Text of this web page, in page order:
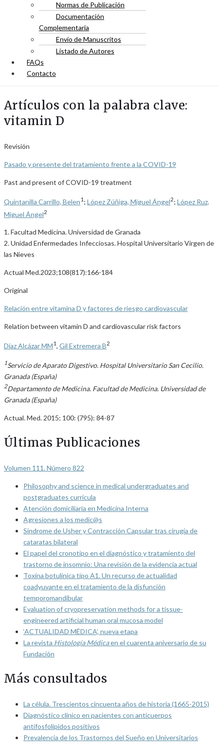
Normas de Publicación
Documentación
Complementaria
Envío de Manuscritos
Listado de Autores
FAQs
Contacto
Artículos con la palabra clave:
vitamin D
Revisión
Pasado y presente del tratamiento frente a la COVID-19
Past and present of COVID-19 treatment
Quintanilla Carrillo, Belen1 ; López Zúñiga, Miguel Ángel2; López Ruz,
Miguel Ángel2
1. Facultad Medicina. Universidad de Granada
2. Unidad Enfermedades Infecciosas. Hospital Universitario Virgen de
las Nieves
Actual Med.2023;108(817):166-184
Original
Relación entre vitamina D y factores de riesgo cardiovascular
Relation between vitamin D and cardiovascular risk factors
Díaz Alcázar MM1, Gil Extremera B2
1Servicio de Aparato Digestivo. Hospital Universitario San Cecilio.
Granada (España)
2Departamento de Medicina. Facultad de Medicina. Universidad de
Granada (España)
Actual. Med. 2015; 100: (795): 84-87
Últimas Publicaciones
Volumen 111. Número 822
Philosophy and science in medical undergraduates and
postgraduates curricula
Atención domiciliaria en Medicina Interna
Agresiones a los medic@s
Síndrome de Usher y Contracción Capsular tras cirugía de
cataratas bilateral
El papel del cronotipo en el diagnóstico y tratamiento del
trastorno de insomnio: Una revisión de la evidencia actual
Toxina botulínica tipo A1. Un recurso de actualidad
coadyuvante en el tratamiento de la disfunción
temporomandibular
Evaluation of cryopreservation methods for a tissue-
engineered artificial human oral mucosa model
‘ACTUALIDAD MÉDICA’, nueva etapa
La revista Histología Médicaen el cuarenta aniversario de su
Fundación
Más consultados
La célula. Trescientos cincuenta años de historia (1665-2015)
Diagnóstico clínico en pacientes con anticuerpos
antifosfolípidos positivos
Prevalencia de los Trastornos del Sueño en Universitarios